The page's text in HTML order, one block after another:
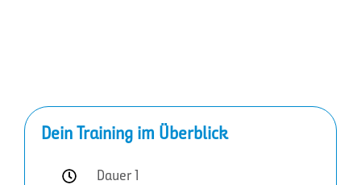
Dein Training im Überblick
Dauer 1